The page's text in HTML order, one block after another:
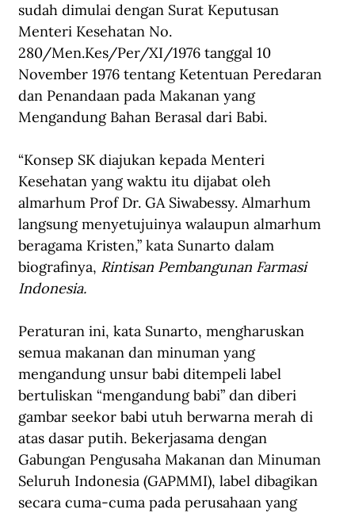
sudah dimulai dengan Surat Keputusan
Menteri Kesehatan No.
280/Men.Kes/Per/XI/1976 tanggal 10
November 1976 tentang Ketentuan Peredaran
dan Penandaan pada Makanan yang
Mengandung Bahan Berasal dari Babi.
“Konsep SK diajukan kepada Menteri
Kesehatan yang waktu itu dijabat oleh
almarhum Prof Dr. GA Siwabessy. Almarhum
langsung menyetujuinya walaupun almarhum
beragama Kristen,” kata Sunarto dalam
biografinya, Rintisan Pembangunan Farmasi
Indonesia.
Peraturan ini, kata Sunarto, mengharuskan
semua makanan dan minuman yang
mengandung unsur babi ditempeli label
bertuliskan “mengandung babi” dan diberi
gambar seekor babi utuh berwarna merah di
atas dasar putih. Bekerjasama dengan
Gabungan Pengusaha Makanan dan Minuman
Seluruh Indonesia (GAPMMI), label dibagikan
secara cuma-cuma pada perusahaan yang